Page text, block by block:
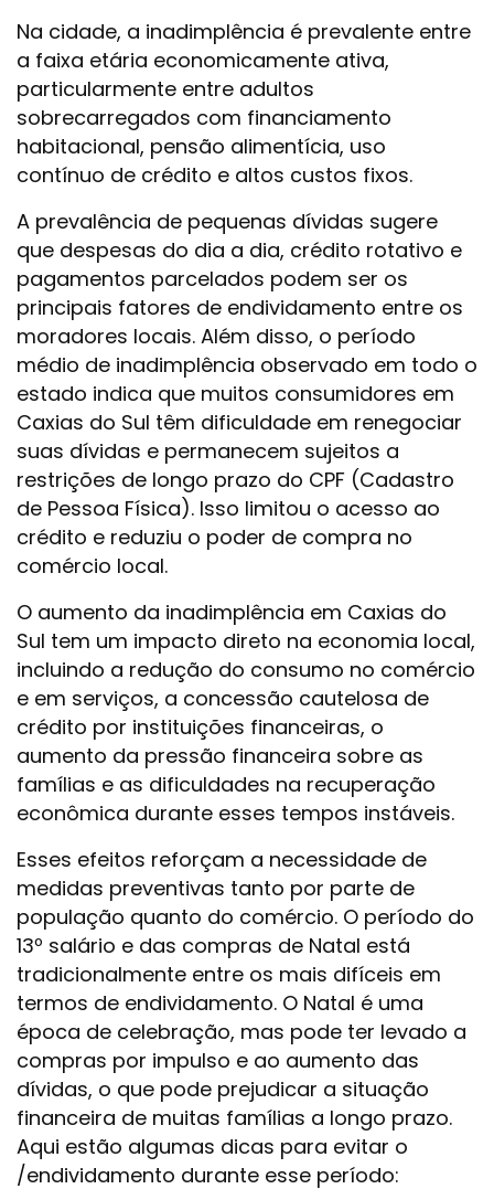
Na cidade, a inadimplência é prevalente entre
a faixa etária economicamente ativa,
particularmente entre adultos
sobrecarregados com financiamento
habitacional, pensão alimentícia, uso
contínuo de crédito e altos custos fixos.
A prevalência de pequenas dívidas sugere
que despesas do dia a dia, crédito rotativo e
pagamentos parcelados podem ser os
principais fatores de endividamento entre os
moradores locais. Além disso, o período
médio de inadimplência observado em todo o
estado indica que muitos consumidores em
Caxias do Sul têm dificuldade em renegociar
suas dívidas e permanecem sujeitos a
restrições de longo prazo do CPF (Cadastro
de Pessoa Física). Isso limitou o acesso ao
crédito e reduziu o poder de compra no
comércio local.
O aumento da inadimplência em Caxias do
Sul tem um impacto direto na economia local,
incluindo a redução do consumo no comércio
e em serviços, a concessão cautelosa de
crédito por instituições financeiras, o
aumento da pressão financeira sobre as
famílias e as dificuldades na recuperação
econômica durante esses tempos instáveis.
Esses efeitos reforçam a necessidade de
medidas preventivas tanto por parte de
população quanto do comércio. O período do
13º salário e das compras de Natal está
tradicionalmente entre os mais difíceis em
termos de endividamento. O Natal é uma
época de celebração, mas pode ter levado a
compras por impulso e ao aumento das
dívidas, o que pode prejudicar a situação
financeira de muitas famílias a longo prazo.
Aqui estão algumas dicas para evitar o
/endividamento durante esse período: